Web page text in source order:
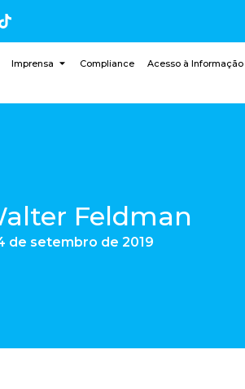
Imprensa Compliance Acesso à Informação
Feldman
de setembro de 2019